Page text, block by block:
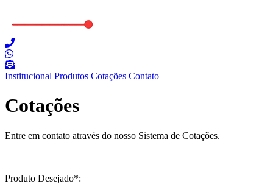
Institucional Produtos Cotações Contato
Cotações
Entre em contato através do nosso Sistema de Cotações.
Produto Desejado*: